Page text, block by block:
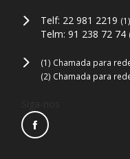
Telf: 22 981 2219 (1)
Telm: 91 238 72 74
(1) Chamada para
(2) Chamada para